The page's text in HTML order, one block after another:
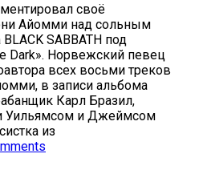
своё
Айомми над сольным
SABBATH под
Dark». Норвежский певец
всех восьми треков
в записи альбома
Карл Бразил,
Уильямсом и Джеймсом
из